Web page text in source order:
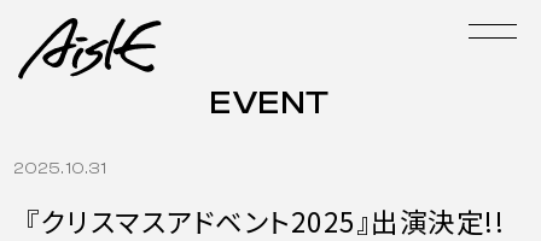
EVENT
2025.10.31
『クリスマスアドベント2025』出演決定!!